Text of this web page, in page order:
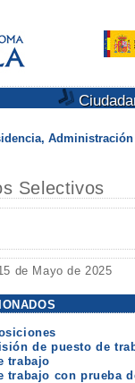
Selectivos
de Mayo de 2025
de puesto de
trabajo
trabajo con prueba